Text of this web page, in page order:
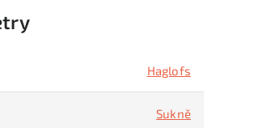
Haglofs
Sukně